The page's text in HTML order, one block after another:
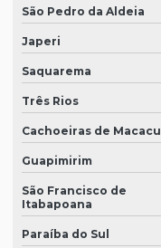
São Pedro da Aldeia
Japeri
Saquarema
Três Rios
Cachoeiras de Macacu
Guapimirim
São Francisco de
Itabapoana
Paraíba do Sul